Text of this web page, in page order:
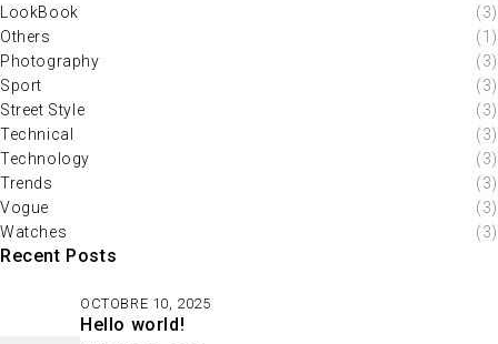
LookBook
(3)
Others
(1)
Photography
(3)
Sport
(3)
Street Style
(3)
Technical
(3)
Technology
(3)
Trends
(3)
Vogue
(3)
Watches
(3)
Recent Posts
OCTOBRE 10, 2025
Hello world!